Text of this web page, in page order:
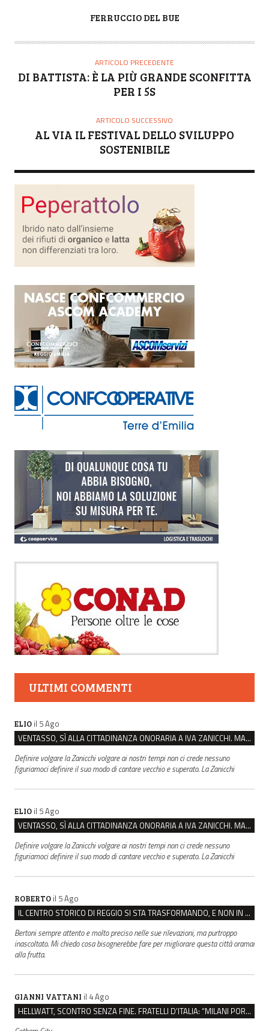
T
R
FERRUCCIO DEL BUE
ARTICOLO PRECEDENTE
DI BATTISTA: È LA PIÙ GRANDE SCONFITTA
PER I 5S
ARTICOLO SUCCESSIVO
AL VIA IL FESTIVAL DELLO SVILUPPO
SOSTENIBILE
ULTIMI COMMENTI
ELIO il 5 Ago
VENTASSO, SÌ ALLA CITTADINANZA ONORARIA A IVA ZANICCHI. MA BARGIACCHI: “È DI PESSIMO GUSTO”
Definire volgare la Zanicchi volgare ai nostri tempi non ci crede nessuno
figuriamoci definire il suo modo di cantare vecchio e superato. La Zanicchi
ELIO il 5 Ago
VENTASSO, SÌ ALLA CITTADINANZA ONORARIA A IVA ZANICCHI. MA BARGIACCHI: “È DI PESSIMO GUSTO”
Definire volgare la Zanicchi volgare ai nostri tempi non ci crede nessuno
figuriamoci definire il suo modo di cantare vecchio e superato. La Zanicchi
ROBERTO il 5 Ago
IL CENTRO STORICO DI REGGIO SI STA TRASFORMANDO, E NON IN MEGLIO
Bertoni sempre attento e molto preciso nelle sue rilevazioni, ma purtroppo
inascoltato. Mi chiedo cosa bisognerebbe fare per migliorare questa città oramai
alla frutta.
GIANNI VATTANI il 4 Ago
HELLWATT, SCONTRO SENZA FINE. FRATELLI D’ITALIA: “MILANI PORTA DOCUMENTI, DE FRANCO INSULTI”